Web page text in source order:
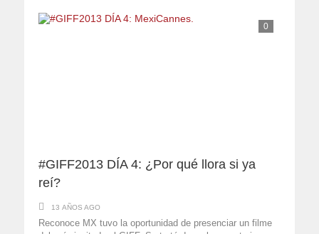
0
#GIFF2013 DÍA 4: ¿Por qué llora si ya
reí?
13 AÑOS AGO
Reconoce MX tuvo la oportunidad de presenciar un filme